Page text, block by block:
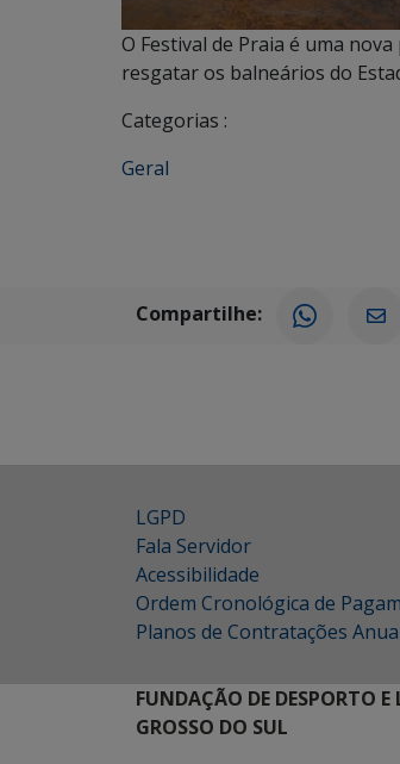
O Festival de Praia é uma
resgatar os balneários do
Categorias :
Geral
Compartilhe:
LGPD
Fala Servidor
Acessibilidade
Ordem Cronológica de
Planos de Contratações
FUNDAÇÃO DE DESPORTO E
GROSSO DO SUL